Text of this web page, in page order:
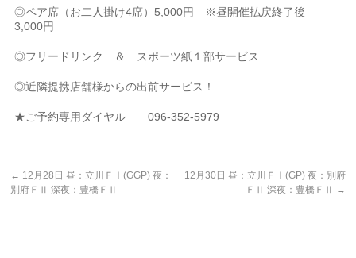
◎ペア席（お二人掛け4席）5,000円 ※昼開催払戻終了後
3,000円
◎フリードリンク ＆ スポーツ紙１部サービス
◎近隣提携店舗様からの出前サービス！
★ご予約専用ダイヤル 096-352-5979
← 12月28日 昼：立川ＦⅠ(GGP) 夜：
別府ＦⅡ 深夜：豊橋ＦⅡ
12月30日 昼：立川ＦⅠ(GP) 夜：別府
ＦⅡ 深夜：豊橋ＦⅡ
→